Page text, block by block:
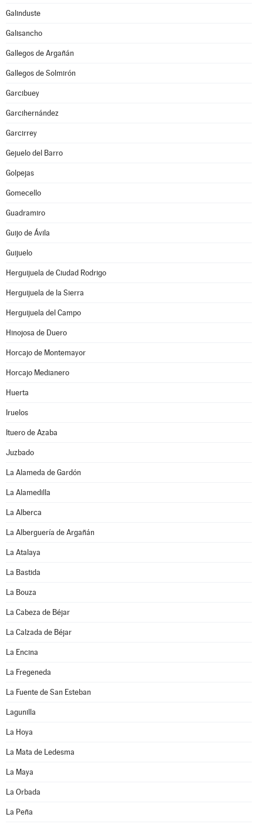
Galinduste
Galisancho
Gallegos de Argañán
Gallegos de Solmirón
Garcibuey
Garcihernández
Garcirrey
Gejuelo del Barro
Golpejas
Gomecello
Guadramiro
Guijo de Ávila
Guijuelo
Herguijuela de Ciudad Rodrigo
Herguijuela de la Sierra
Herguijuela del Campo
Hinojosa de Duero
Horcajo de Montemayor
Horcajo Medianero
Huerta
Iruelos
Ituero de Azaba
Juzbado
La Alameda de Gardón
La Alamedilla
La Alberca
La Alberguería de Argañán
La Atalaya
La Bastida
La Bouza
La Cabeza de Béjar
La Calzada de Béjar
La Encina
La Fregeneda
La Fuente de San Esteban
Lagunilla
La Hoya
La Mata de Ledesma
La Maya
La Orbada
La Peña